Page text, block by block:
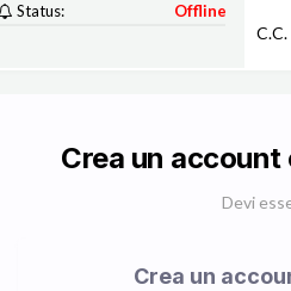
Status:
Offline
C.C.
Crea un
Devi
Crea un